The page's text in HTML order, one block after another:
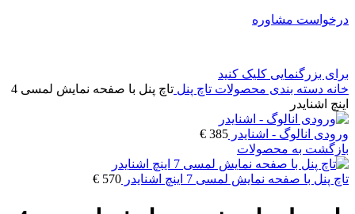
درخواست مشاوره
برای بزرگنمایی کلیک کنید
خانه دسته بندی محصولات تاچ پنل
تاچ پنل با صفحه نمایش لمسی 4
اینچ اشنایدر
ورودی انالوگ - اشنایدر 385
€
بازگشت به محصولات
تاچ پنل با صفحه نمایش لمسی 7 اینچ اشنایدر 570
€